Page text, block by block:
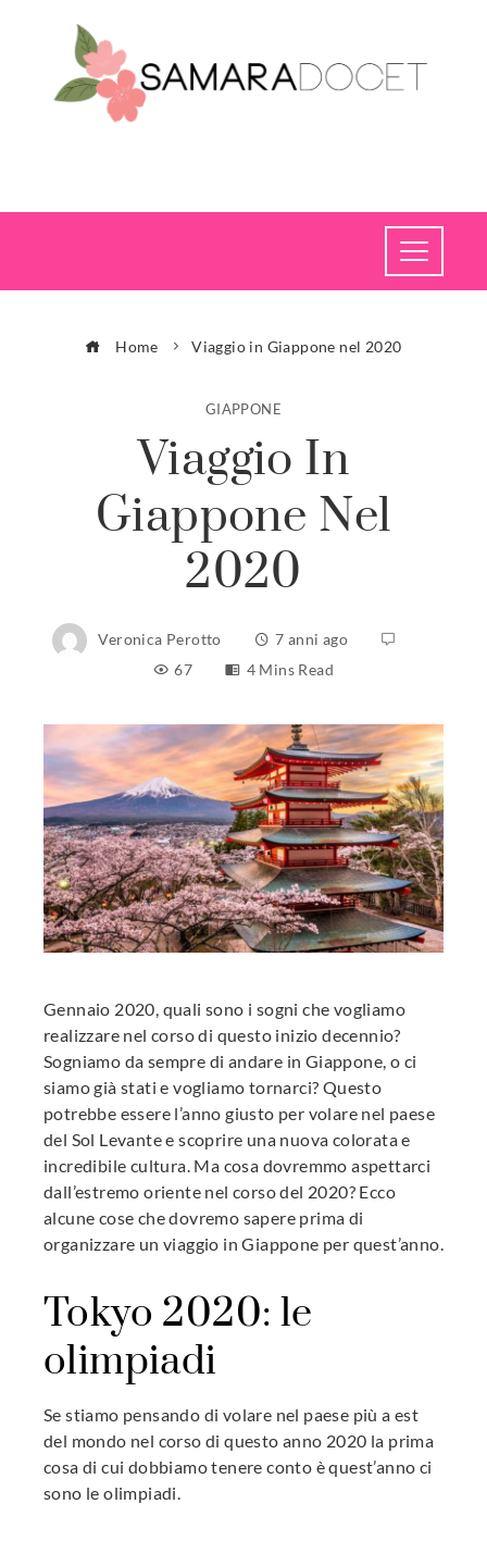
Home Viaggio in Giappone nel 2020
GIAPPONE
Viaggio In
Giappone Nel
2020
Veronica Perotto
7 anni ago
67
4 Mins Read
Gennaio 2020, quali sono i sogni che vogliamo
realizzare nel corso di questo inizio decennio?
Sogniamo da sempre di andare in Giappone, o ci
siamo già stati e vogliamo tornarci? Questo
potrebbe essere l’anno giusto per volare nel paese
del Sol Levante e scoprire una nuova colorata e
incredibile cultura. Ma cosa dovremmo aspettarci
dall’estremo oriente nel corso del 2020? Ecco
alcune cose che dovremo sapere prima di
organizzare un viaggio in Giappone per quest’anno.
Tokyo 2020: le
olimpiadi
Se stiamo pensando di volare nel paese più a est
del mondo nel corso di questo anno 2020 la prima
cosa di cui dobbiamo tenere conto è quest’anno ci
sono le olimpiadi.